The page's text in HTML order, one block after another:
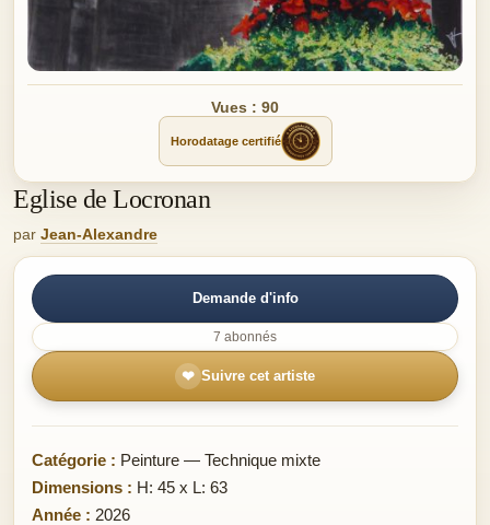
Vues : 90
Horodatage certifié
Eglise de Locronan
par Jean-Alexandre
Demande d'info
7 abonnés
❤ Suivre cet artiste
Catégorie : Peinture — Technique mixte
Dimensions : H: 45 x L: 63
Année : 2026